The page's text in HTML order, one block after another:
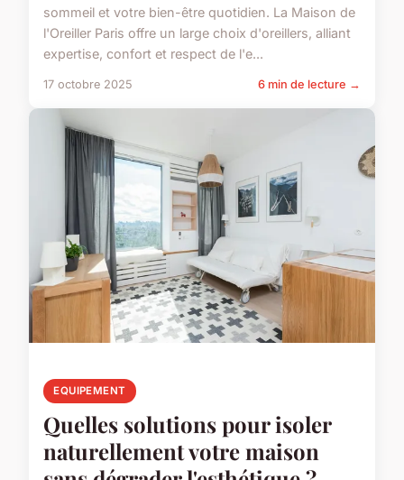
sommeil et votre bien-être quotidien. La Maison de
l'Oreiller Paris offre un large choix d'oreillers, alliant
expertise, confort et respect de l'e...
17 octobre 2025 6 min de lecture →
EQUIPEMENT
Quelles solutions pour isoler
naturellement votre maison